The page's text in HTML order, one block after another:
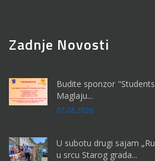
Zadnje Novosti
Budite sponzor
Maglaju...
07.08.2026
U subotu drugi sajam
u srcu Starog grada...